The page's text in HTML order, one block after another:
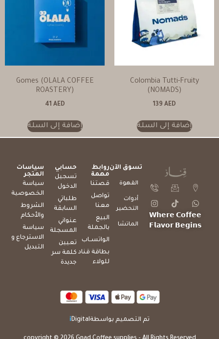
Colombia Tutti-Fruity
(NOMADS)
139 AED
إضافة إلى السلة
Gomes (OLALA COFFEE
ROASTERY)
41 AED
إضافة إلى السلة
𝗪𝗵𝗲𝗿𝗲 𝗖𝗼𝗳𝗳𝗲𝗲
𝗙𝗹𝗮𝘃𝗼𝗿 𝗕𝗲𝗴𝗶𝗻𝘀
تسوق الآن
القهوة
أدوات
التحضير
الماتشا
روابط
مهمة
قصتنا
تواصل
معنا
البيع
بالجملة
الواتســاب
بطاقة قناد
للولاء
حسابي
تسجيل
الدخول
طلباتي
السابقة
عنواني
المسجلة
تعيين
كلمة سر
جديدة
سياسات
المتجر
سياسة
الخصوصية
الشروط
والأحكام
سياسة
الاسترجاع و
التبديل
تم التصميم بواسطة iDigital